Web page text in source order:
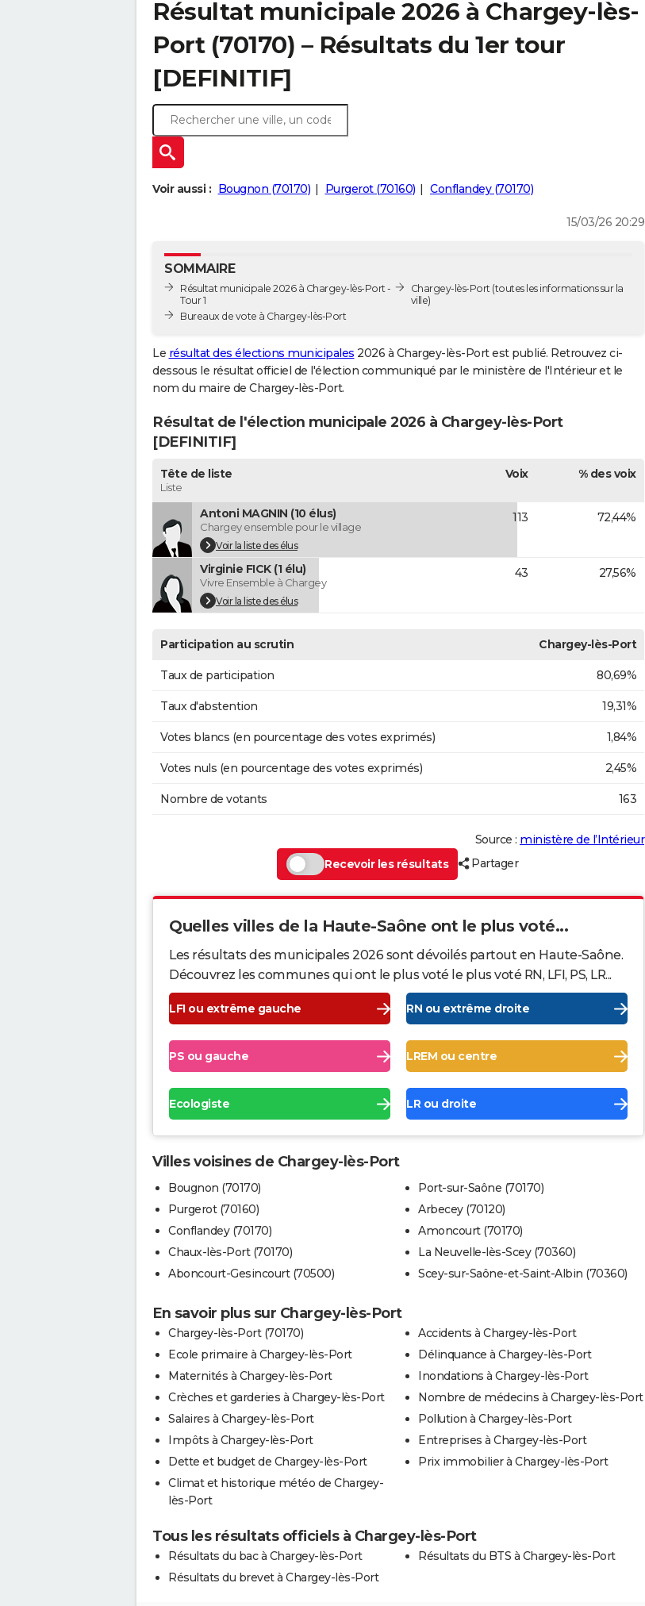
Résultat municipale 2026 à Chargey-lès-
Port (70170) – Résultats du 1er tour
[DEFINITIF]
Voir aussi : Bougnon (70170) Purgerot (70160) Conflandey (70170)
15/03/26 20:29
SOMMAIRE
Résultat municipale 2026 à Chargey-lès-Port -
Tour 1
Bureaux de vote à Chargey-lès-Port
Chargey-lès-Port (toutes les informations sur la
ville)
Le résultat des élections municipales 2026 à Chargey-lès-Port est publié. Retrouvez ci-
dessous le résultat officiel de l'élection communiqué par le ministère de l'Intérieur et le
nom du maire de Chargey-lès-Port.
Résultat de l'élection municipale 2026 à Chargey-lès-Port
[DEFINITIF]
Tête de liste
Liste
Voix % des voix
Antoni MAGNIN (10 élus)
Chargey ensemble pour le village
Voir la liste des élus
113 72,44%
Virginie FICK (1 élu)
Vivre Ensemble à Chargey
Voir la liste des élus
43 27,56%
Participation au scrutin Chargey-lès-Port
Taux de participation 80,69%
Taux d'abstention 19,31%
Votes blancs (en pourcentage des votes exprimés) 1,84%
Votes nuls (en pourcentage des votes exprimés) 2,45%
Nombre de votants 163
Source : ministère de l’Intérieur
Recevoir les résultats
Partager
Quelles villes de la Haute-Saône ont le plus voté...
Les résultats des municipales 2026 sont dévoilés partout en Haute-Saône.
Découvrez les communes qui ont le plus voté le plus voté RN, LFI, PS, LR...
LFI ou extrême gauche RN ou extrême droite
PS ou gauche LREM ou centre
Ecologiste LR ou droite
Villes voisines de Chargey-lès-Port
Bougnon (70170)
Purgerot (70160)
Conflandey (70170)
Chaux-lès-Port (70170)
Aboncourt-Gesincourt (70500)
Port-sur-Saône (70170)
Arbecey (70120)
Amoncourt (70170)
La Neuvelle-lès-Scey (70360)
Scey-sur-Saône-et-Saint-Albin (70360)
En savoir plus sur Chargey-lès-Port
Chargey-lès-Port (70170)
Ecole primaire à Chargey-lès-Port
Maternités à Chargey-lès-Port
Crèches et garderies à Chargey-lès-Port
Salaires à Chargey-lès-Port
Impôts à Chargey-lès-Port
Dette et budget de Chargey-lès-Port
Climat et historique météo de Chargey-
lès-Port
Accidents à Chargey-lès-Port
Délinquance à Chargey-lès-Port
Inondations à Chargey-lès-Port
Nombre de médecins à Chargey-lès-Port
Pollution à Chargey-lès-Port
Entreprises à Chargey-lès-Port
Prix immobilier à Chargey-lès-Port
Tous les résultats officiels à Chargey-lès-Port
Résultats du bac à Chargey-lès-Port
Résultats du brevet à Chargey-lès-Port
Résultats du BTS à Chargey-lès-Port